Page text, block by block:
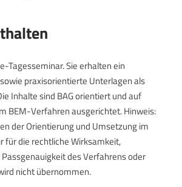
Tagesseminar. Sie erhalten ein
praxisorientierte Unterlagen als
Inhalte sind BAG orientiert und auf
BEM-Verfahren ausgerichtet. Hinweis:
der Orientierung und Umsetzung im
für die rechtliche Wirksamkeit,
des Verfahrens oder
nicht übernommen.